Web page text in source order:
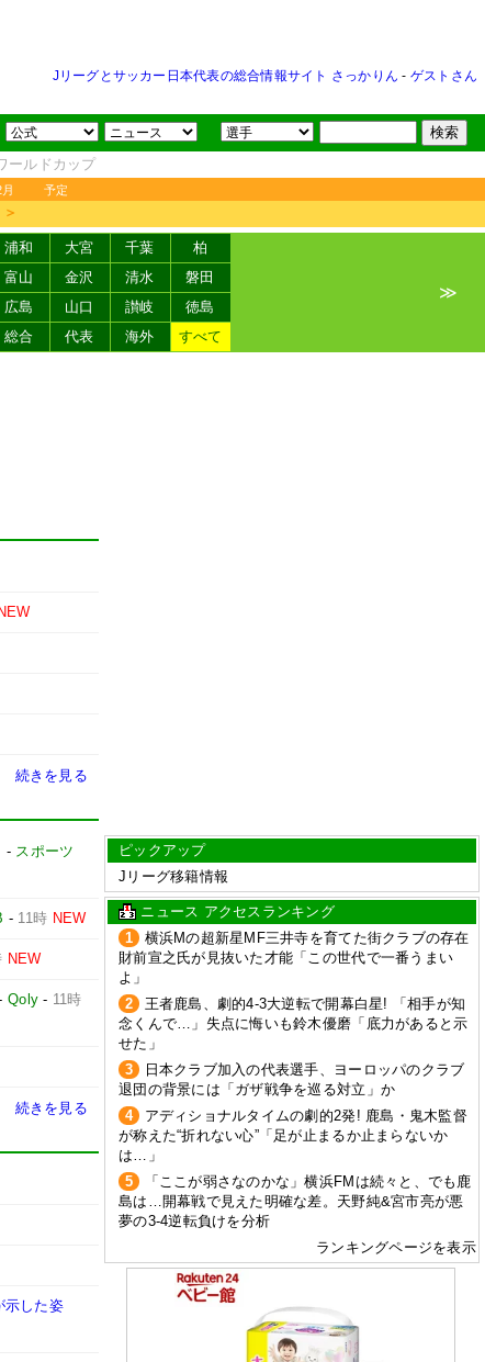
Jリーグとサッカー日本代表の総合情報サイト さっかりん - ゲストさん
ールドカップ
予定
＞
浦和 大宮 千葉
柏
富山 金沢 清水
磐田
広島 山口 讃岐
徳島
総合 代表 海外 すべて
≫
NEW
続きを見る
- スポーツ
- 11時 NEW
NEW
Qoly - 11時
続きを見る
示した姿
ピックアップ
Jリーグ移籍情報
ニュース アクセスランキング
1
横浜Mの超新星MF三井寺を育てた街クラブの存在
財前宣之氏が見抜いた才能「この世代で一番うまい
よ」
2
王者鹿島、劇的4-3大逆転で開幕白星! 「相手が知
念くんで…」失点に悔いも鈴木優磨「底力があると示
せた」
3
日本クラブ加入の代表選手、ヨーロッパのクラブ
退団の背景には「ガザ戦争を巡る対立」か
4
アディショナルタイムの劇的2発! 鹿島・鬼木監督
が称えた“折れない心”「足が止まるか止まらないか
は…」
5
「ここが弱さなのかな」横浜FMは続々と、でも鹿
島は…開幕戦で見えた明確な差。天野純&宮市亮が悪
夢の3-4逆転負けを分析
ランキングページを表示